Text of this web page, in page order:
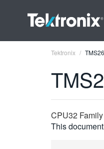
Tektronix
CPU32
This